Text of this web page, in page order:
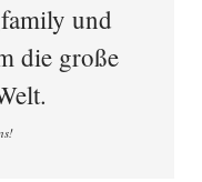
und
die große